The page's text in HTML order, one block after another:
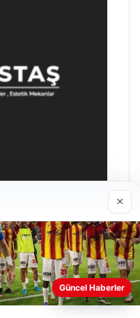
iyi anlayabilmek,
amacıyla çerezler
×
Güncel Haberler